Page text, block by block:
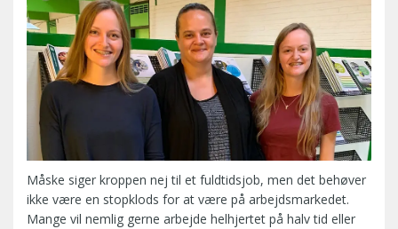
Måske siger kroppen nej til et fuldtidsjob, men det behøver
ikke være en stopklods for at være på arbejdsmarkedet.
Mange vil nemlig gerne arbejde helhjertet på halv tid eller